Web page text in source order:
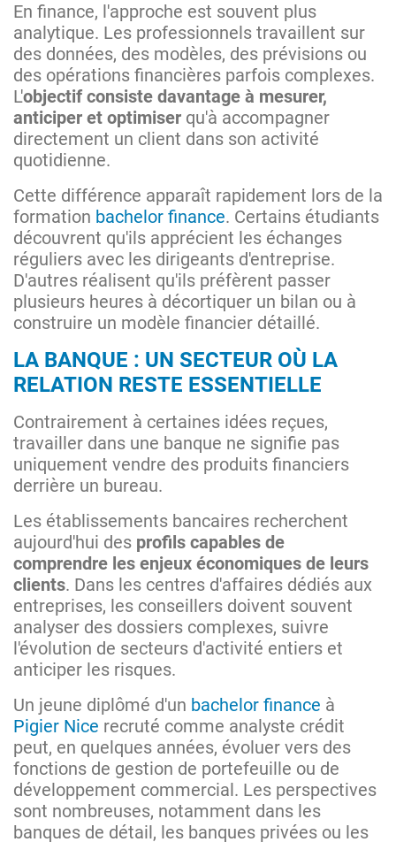
En finance, l'approche est souvent plus
analytique. Les professionnels travaillent sur
des données, des modèles, des prévisions ou
des opérations financières parfois complexes.
L'objectif consiste davantage à mesurer,
anticiper et optimiser qu'à accompagner
directement un client dans son activité
quotidienne.
Cette différence apparaît rapidement lors de la
formation bachelor finance. Certains étudiants
découvrent qu'ils apprécient les échanges
réguliers avec les dirigeants d'entreprise.
D'autres réalisent qu'ils préfèrent passer
plusieurs heures à décortiquer un bilan ou à
construire un modèle financier détaillé.
LA BANQUE : UN SECTEUR OÙ LA
RELATION RESTE ESSENTIELLE
Contrairement à certaines idées reçues,
travailler dans une banque ne signifie pas
uniquement vendre des produits financiers
derrière un bureau.
Les établissements bancaires recherchent
aujourd'hui des profils capables de
comprendre les enjeux économiques de leurs
clients. Dans les centres d'affaires dédiés aux
entreprises, les conseillers doivent souvent
analyser des dossiers complexes, suivre
l'évolution de secteurs d'activité entiers et
anticiper les risques.
Un jeune diplômé d'un bachelor finance à
Pigier Nice recruté comme analyste crédit
peut, en quelques années, évoluer vers des
fonctions de gestion de portefeuille ou de
développement commercial. Les perspectives
sont nombreuses, notamment dans les
banques de détail, les banques privées ou les